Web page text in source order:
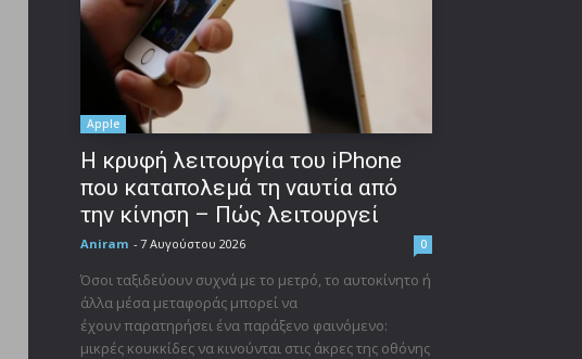
Apple
Η κρυφή λειτουργία του iPhone
που καταπολεμά τη ναυτία από
την κίνηση – Πώς λειτουργεί
Aniram - 7 Αυγούστου 2026 0
Όσοι ταξιδεύουν συχνά με το μετρό, το αυτοκίνητο ή
άλλα μέσα μεταφοράς μπορεί να
έχουν παρατηρήσει ένα παράξενο φαινόμενο:
μικρές κουκκίδες να κινούνται στις άκρες της οθόνης